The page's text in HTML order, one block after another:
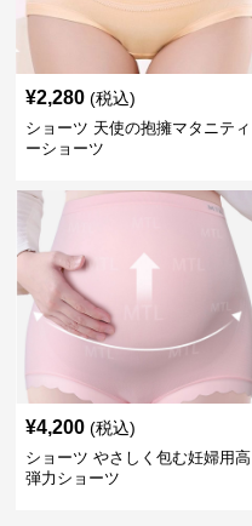
¥2,280 (税込)
ショーツ 天使の抱擁マタニティ
ーショーツ
¥4,200 (税込)
ショーツ やさしく包む妊婦用高
弾力ショーツ